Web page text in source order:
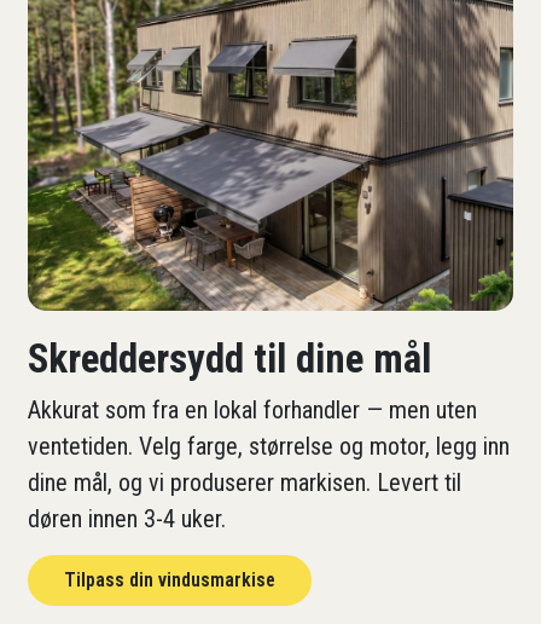
Skreddersydd til dine mål
Akkurat som fra en lokal forhandler — men uten
ventetiden. Velg farge, størrelse og motor, legg inn
dine mål, og vi produserer markisen. Levert til
døren innen 3-4 uker.
Tilpass din vindusmarkise